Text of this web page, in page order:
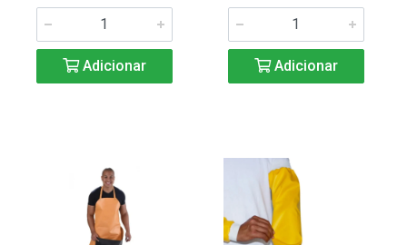
Adicionar Adicionar